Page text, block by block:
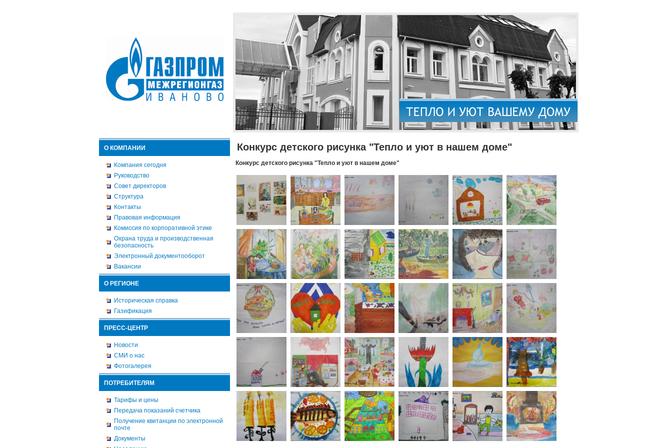
О КОМПАНИИ
Компания сегодня
Руководство
Совет директоров
Структура
Контакты
Правовая информация
Комиссия по корпоративной этике
Охрана труда и производственная
безопасность
Электронный документооборот
Вакансии
О РЕГИОНЕ
Историческая справка
Газификация
ПРЕСС-ЦЕНТР
Новости
СМИ о нас
Фотогалерея
ПОТРЕБИТЕЛЯМ
Тарифы и цены
Передача показаний счетчика
Получение квитанции по электронной
почте
Документы
Конкурс детского рисунка "Тепло и уют в нашем доме"
Конкурс детского рисунка "Тепло и уют в нашем доме"